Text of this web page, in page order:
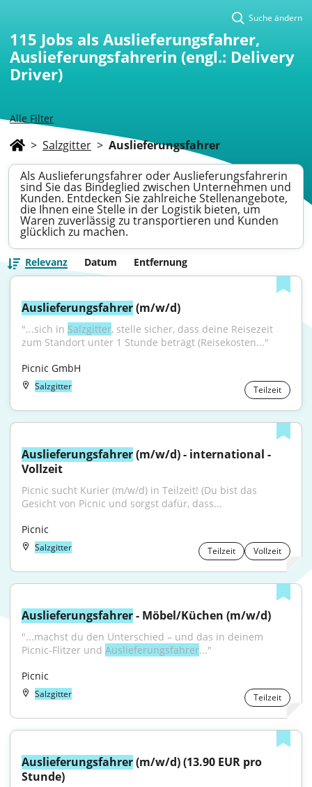
Alle Filter
Suche ändern
115 Jobs als Auslieferungsfahrer,
Auslieferungsfahrerin (engl.: Delivery
Driver)
> Salzgitter > Auslieferungsfahrer
Als Auslieferungsfahrer oder Auslieferungsfahrerin
sind Sie das Bindeglied zwischen Unternehmen und
Kunden. Entdecken Sie zahlreiche Stellenangebote,
die Ihnen eine Stelle in der Logistik bieten, um
Waren zuverlässig zu transportieren und Kunden
glücklich zu machen.
Relevanz Datum Entfernung
Auslieferungsfahrer (m/w/d)
"...sich in Salzgitter, stelle sicher, dass deine Reisezeit
zum Standort unter 1 Stunde beträgt (Reisekosten..."
Picnic GmbH
Salzgitter Teilzeit
Auslieferungsfahrer (m/w/d) - international -
Vollzeit
Picnic sucht Kurier (m/w/d) in Teilzeit! (Du bist das
Gesicht von Picnic und sorgst dafür, dass...
Picnic
Salzgitter Teilzeit Vollzeit
Auslieferungsfahrer - Möbel/Küchen (m/w/d)
"...machst du den Unterschied – und das in deinem
Picnic-Flitzer und Auslieferungsfahrer..."
Picnic
Salzgitter Teilzeit
Auslieferungsfahrer (m/w/d) (13.90 EUR pro
Stunde)